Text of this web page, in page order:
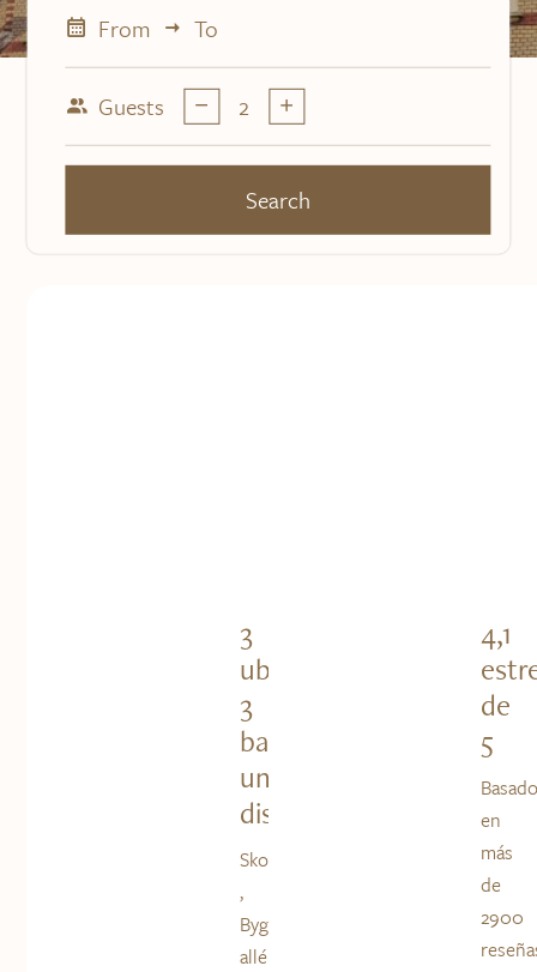
From To
Guests 2
Search
3
ubicaciones,
3
barrios,
un
distrito
Skovveien
,
Bygdøy
allé
4,1
de
5
en
más
de
2900